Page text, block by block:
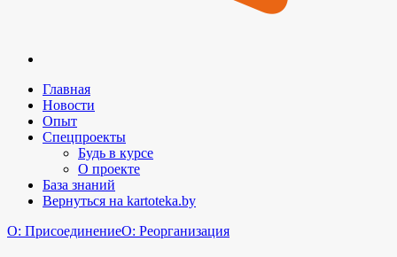
Главная
Новости
Опыт
Спецпроекты
Будь в курсе
О проекте
База знаний
Вернуться на kartoteka.by
O: ПрисоединениеO: Реорганизация